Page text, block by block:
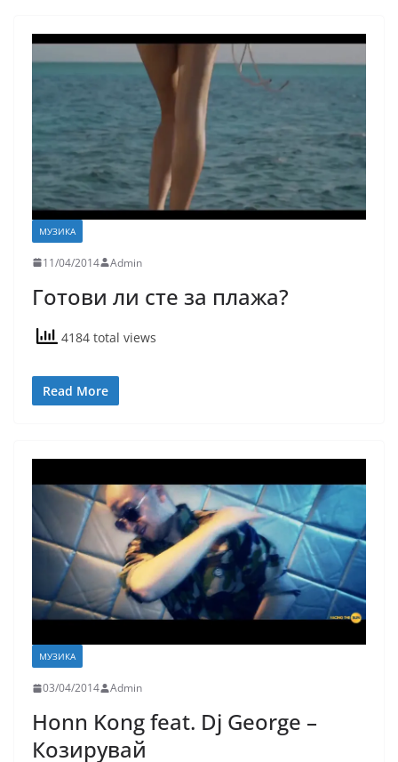
МУЗИКА
11/04/2014 Admin
Готови ли сте за плажа?
4184 total views
Read More
МУЗИКА
03/04/2014 Admin
Honn Kong feat. Dj George –
Козирувай